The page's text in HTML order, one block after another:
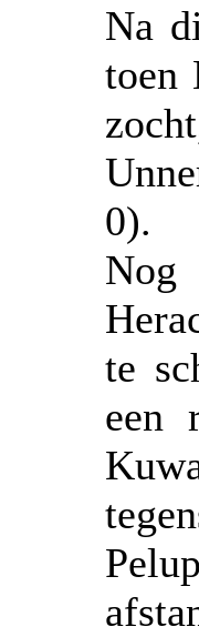
Na
toen
0).
te
een